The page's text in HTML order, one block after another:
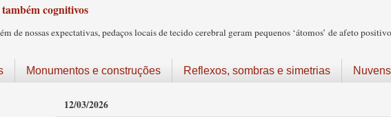
cognitivos
de nossas expectativas, pedaços locais de tecido cerebral geram pequenos ‘átomos’ de afeto
Monumentos e construções Reflexos, sombras e simetrias Nuvens
12/03/2026